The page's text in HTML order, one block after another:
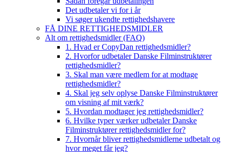
Det udbetaler vi for i år
Vi søger ukendte rettighedshavere
FÅ DINE RETTIGHEDSMIDLER
Alt om rettighedsmidler (FAQ)
1. Hvad er CopyDan rettighedsmidler?
2. Hvorfor udbetaler Danske Filminstruktører
rettighedsmidler?
3. Skal man være medlem for at modtage
rettighedsmidler?
4. Skal jeg selv oplyse Danske Filminstruktører
om visning af mit værk?
5. Hvordan modtager jeg rettighedsmidler?
6. Hvilke typer værker udbetaler Danske
Filminstruktører rettighedsmidler for?
7. Hvornår bliver rettighedsmidlerne udbetalt og
hvor meget får jeg?